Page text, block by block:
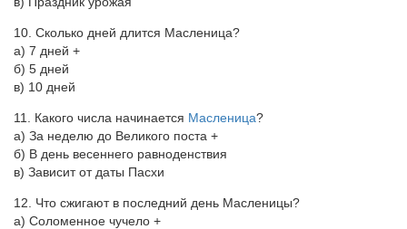
10. Сколько дней длится Масленица?
а) 7 дней +
б) 5 дней
в) 10 дней
11. Какого числа начинается Масленица?
а) За неделю до Великого поста +
б) В день весеннего равноденствия
в) Зависит от даты Пасхи
12. Что сжигают в последний день Масленицы?
а) Соломенное чучело +